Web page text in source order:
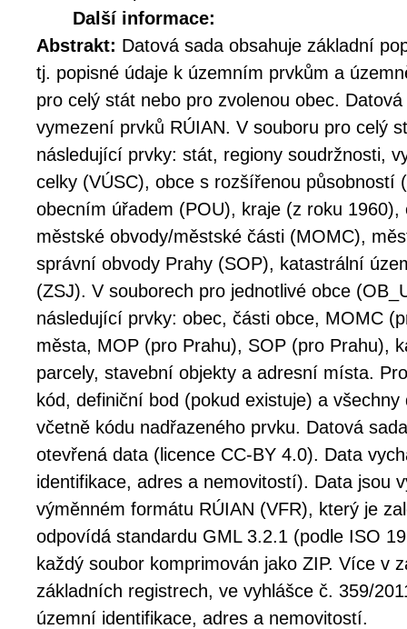
Další informace:
Abstrakt: Datová sada obsahuje základní
tj. popisné údaje k územním prvkům a
pro celý stát nebo pro zvolenou obec.
vymezení prvků RÚIAN. V souboru pro celý
následující prvky: stát, regiony soudržnosti,
celky (VÚSC), obce s rozšířenou působností
obecním úřadem (POU), kraje (z roku 1960),
městské obvody/městské části (MOMC),
správní obvody Prahy (SOP), katastrální
(ZSJ). V souborech pro jednotlivé obce
následující prvky: obec, části obce, MOMC
města, MOP (pro Prahu), SOP (pro Prahu),
parcely, stavební objekty a adresní místa.
kód, definiční bod (pokud existuje) a
včetně kódu nadřazeného prvku. Datová
otevřená data (licence CC-BY 4.0). Data
identifikace, adres a nemovitostí). Data jsou
výměnném formátu RÚIAN (VFR), který je
odpovídá standardu GML 3.2.1 (podle ISO
každý soubor komprimován jako ZIP. Více v
základních registrech, ve vyhlášce č. 359/
územní identifikace, adres a nemovitostí.